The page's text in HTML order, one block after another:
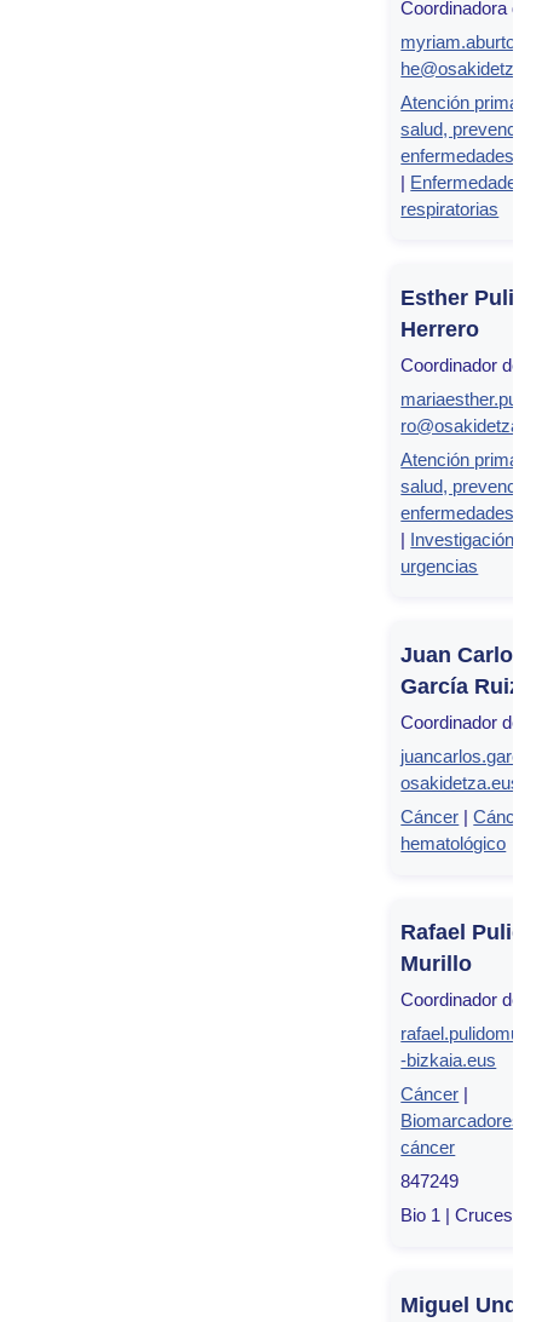
Coordinadora del
Atención primaria
salud,
enfermedades
| Enfermedades
respiratorias
Esther Pulido
Herrero
Coordinador del
Atención primaria
salud,
enfermedades
| Investigación en
urgencias
Juan Carlos
García Ruiz
Coordinador del
osakidetza.eus
Cáncer |Cáncer
hematológico
Rafael Pulido
Murillo
Coordinador del
-bizkaia.eus
Cáncer |
Biomarcadores
cáncer
847249
Bio 1 | Cruces,
Miguel Unda